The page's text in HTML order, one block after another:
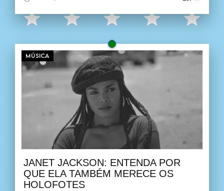
MÚSICA
JANET JACKSON: ENTENDA POR
QUE ELA TAMBÉM MERECE OS
HOLOFOTES